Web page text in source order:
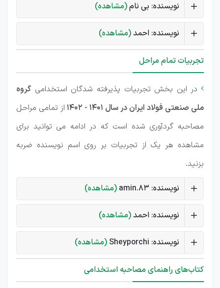
نویسنده: بی نام(مشاهده)
نویسنده: احمد(مشاهده)
تجربیات تمام مراحل
 در این بخش تجربیات پذیرفته شدگان استخدامی گروه
ملی صنعتی فولاد ایران در سال 1401 - 1402
از تمامی مراحل
مصاحبه گردآوری شده است که در ادامه می توانید برای
مشاهده هر یک از تجربیات بر روی اسم نویسنده ضربه
بزنید.
نویسنده: amin.83 (مشاهده)
نویسنده: احمد(مشاهده)
نویسنده: Sheyporchi (مشاهده)
کتاب‌های راهنمای مصاحبه استخدامی